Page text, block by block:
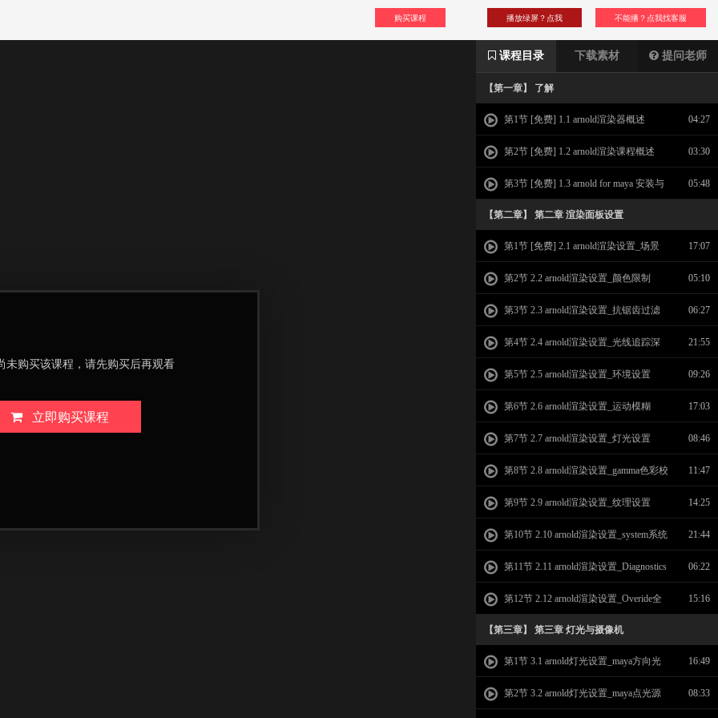
购买课程 不能播？点我找客服
播放绿屏？点我
课程目录 下载素材 提问老师
【第一章】 了解
第1节 [免费] 1.1 arnold渲染器概述 04:27
第2节 [免费] 1.2 arnold渲染课程概述 03:30
第3节 [免费] 1.3 arnold for maya 安装与
应用
05:48
【第二章】 第二章 渲染面板设置
第1节 [免费] 2.1 arnold渲染设置_场景
采样设置
17:07
第2节 2.2 arnold渲染设置_颜色限制 05:10
第3节 2.3 arnold渲染设置_抗锯齿过滤 06:27
第4节 2.4 arnold渲染设置_光线追踪深
度
21:55
第5节 2.5 arnold渲染设置_环境设置 09:26
第6节 2.6 arnold渲染设置_运动模糊 17:03
第7节 2.7 arnold渲染设置_灯光设置 08:46
第8节 2.8 arnold渲染设置_gamma色彩校
正
11:47
第9节 2.9 arnold渲染设置_纹理设置 14:25
第10节 2.10 arnold渲染设置_system系统
设置
21:44
第11节 2.11 arnold渲染设置_Diagnostics
检测设置
06:22
第12节 2.12 arnold渲染设置_Overide全
局覆盖写入
15:16
【第三章】 第三章 灯光与摄像机
第1节 3.1 arnold灯光设置_maya方向光 16:49
第2节 3.2 arnold灯光设置_maya点光源 08:33
未购买该课程，请先购买后再观看
立即购买课程